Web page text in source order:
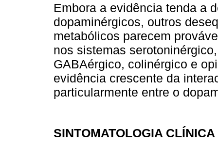
Embora a evidência tenda a
dopaminérgicos, outros
metabólicos parecem
nos sistemas
GABAérgico, colinérgico e
evidência crescente da
particularmente entre o
SINTOMATOLOGIA CLÍNICA